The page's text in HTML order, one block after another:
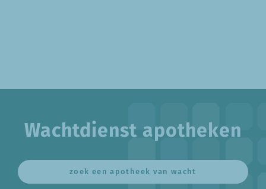
Wachtdienst apotheken
zoek een apotheek van wacht